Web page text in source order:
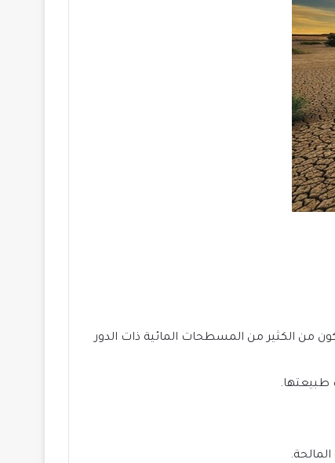
من الكثير من المسطحات المائية ذات الدور
طبيعتها.